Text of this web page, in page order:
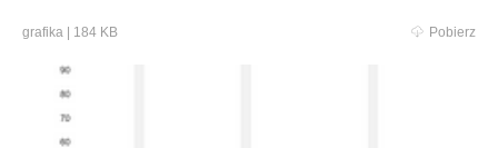
grafika | 184 KB Pobierz